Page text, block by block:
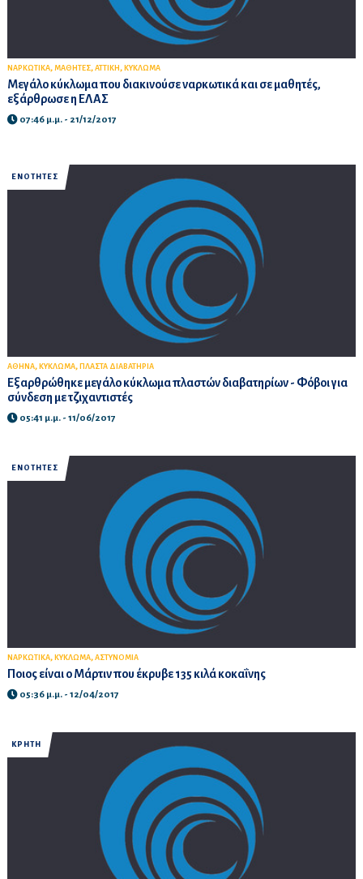
ΝΑΡΚΩΤΙΚΑ, ΜΑΘΗΤΕΣ, ΑΤΤΙΚΗ , ΚΥΚΛΩΜΑ
Μεγάλο κύκλωμα που διακινούσε ναρκωτικά και σε μαθητές,
εξάρθρωσε η ΕΛΑΣ
07:46 μ.μ. - 21/12/2017
ΕΝΟΤΗΤΕΣ
ΑΘΗΝΑ, ΚΥΚΛΩΜΑ, ΠΛΑΣΤΑ ΔΙΑΒΑΤΗΡΙΑ
Εξαρθρώθηκε μεγάλο κύκλωμα πλαστών διαβατηρίων - Φόβοι για
σύνδεση με τζιχαντιστές
05:41 μ.μ. - 11/06/2017
ΕΝΟΤΗΤΕΣ
ΝΑΡΚΩΤΙΚΑ, ΚΥΚΛΩΜΑ, ΑΣΤΥΝΟΜΙΑ
Ποιος είναι ο Μάρτιν που έκρυβε 135 κιλά κοκαΐνης
05:36 μ.μ. - 12/04/2017
ΚΡΗΤΗ